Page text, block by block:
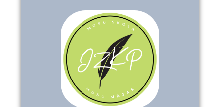
Szkoła Podstawowa Indrika
Zeberina Kuldiga
Szkoła średnia nr 2 w Kuldidze jest